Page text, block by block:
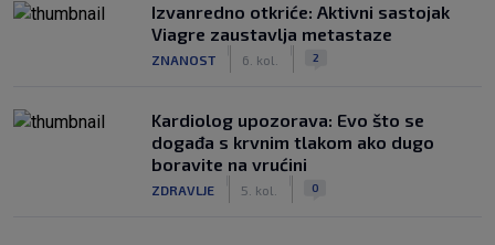
Izvanredno otkriće: Aktivni sastojak
Viagre zaustavlja metastaze
ZNANOST 6. kol. 2
Kardiolog upozorava: Evo što se
događa s krvnim tlakom ako dugo
boravite na vrućini
ZDRAVLJE 5. kol. 0